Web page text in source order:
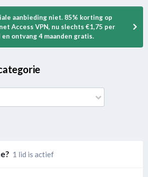
aanbieding niet. 85% korting op
Access VPN, nu slechts €1,75 per
en ontvang 4 maanden gratis.
1 lid is actief